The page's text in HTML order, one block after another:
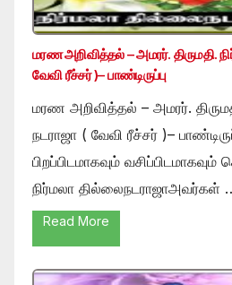
மரண அறிவித்தல் – அமரர். திருமதி.
வேவி ரீச்சர் )– பாண்டிருப்பு
மரண அறிவித்தல் – அமரர்.
நடராஜா ( வேவி ரீச்சர் )–
பிறப்பிடமாகவும்
நிர்மலா தில்லைநடராஜாஅவர்கள்
Read More